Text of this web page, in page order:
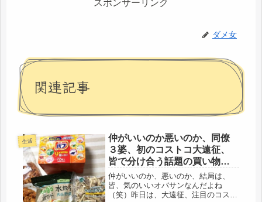
スポンサーリンク
ダメ女
関連記事
生活
仲がいいのか悪いのか、同僚
３婆、初のコストコ大遠征、
皆で分け合う話題の買い物ツ
アーとなった。
仲がいいのか、悪いのか、結局は、
皆、気のいいオバサンなんだよね
（笑）昨日は、大遠征、注目のコスト